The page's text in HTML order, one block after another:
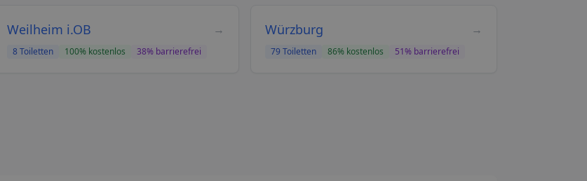
Weilheim i.OB →
8Toiletten 100% kostenlos 38% barrierefrei
Würzburg →
79 Toiletten 86% kostenlos 51% barrierefrei